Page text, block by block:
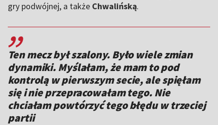
gry podwójnej, a także Chwalińską.
,,
Ten mecz był szalony. Było wiele zmian
dynamiki. Myślałam, że mam to pod
kontrolą w pierwszym secie, ale spięłam
się i nie przepracowałam tego. Nie
chciałam powtórzyć tego błędu w trzeciej
partii